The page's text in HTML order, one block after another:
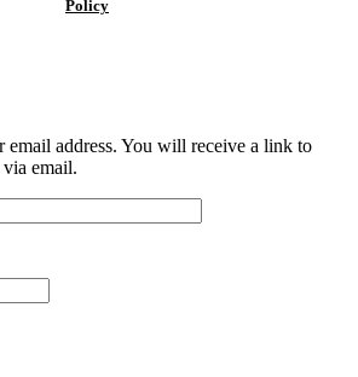
Policy
email address. You will receive a link to
email.